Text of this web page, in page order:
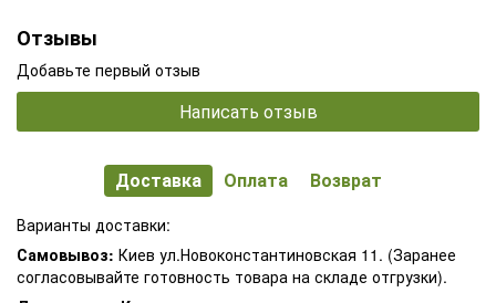
Отзывы
Добавьте первый отзыв
Написать отзыв
Доставка Оплата Возврат
Варианты доставки:
Самовывоз: Киев ул.Новоконстантиновская 11. (Заранее
согласовывайте готовность товара на складе отгрузки).